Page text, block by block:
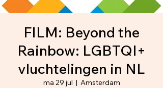
FILM: Beyond the
Rainbow: LGBTQI+
vluchtelingen in NL
ma 29 jul
  |
Amsterdam